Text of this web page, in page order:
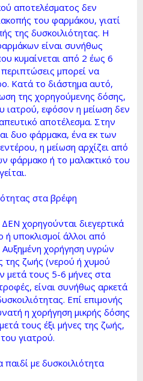
αποτελέσματος δεν
του φαρμάκου, γιατί
της δυσκοιλιότητας. Η
είναι συνήθως
κυμαίνεται από 2 έως 6
μπορεί να
Κατά το διάστημα αυτό,
της χορηγούμενης δόσης,
ιατρού, εφόσον η μείωση δεν
αποτέλεσμα. Στην
δυο φάρμακα, ένα εκ των
η μείωση αρχίζει από
φάρμακο ή το μαλακτικό του
στα βρέφη
χορηγούνται διεγερτικά
υποκλισμοί άλλοι από
Αυξημένη χορήγηση υγρών
της ζωής (νερού ή χυμού
μετά τους 5-6 μήνες στα
είναι συνήθως αρκετά
Επί επιμονής
η χορήγηση μικρής δόσης
τους έξι μήνες της ζωής,
γιατρού.
παιδί με δυσκοιλιότητα